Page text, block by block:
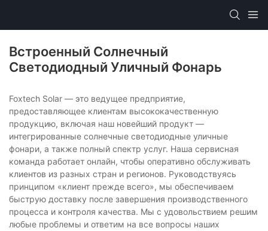
Встроенный Солнечный
Светодиодный Уличный Фонарь
Foxtech Solar — это ведущее предприятие,
предоставляющее клиентам высококачественную
продукцию, включая наш новейший продукт —
интегрированные солнечные светодиодные уличные
фонари, а также полный спектр услуг. Наша сервисная
команда работает онлайн, чтобы оперативно обслуживать
клиентов из разных стран и регионов. Руководствуясь
принципом «клиент прежде всего», мы обеспечиваем
быструю доставку после завершения производственного
процесса и контроля качества. Мы с удовольствием решим
любые проблемы и ответим на все вопросы наших